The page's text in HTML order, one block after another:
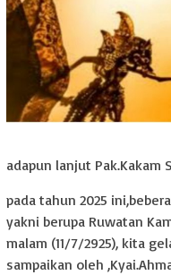
adapun lanjut Pak.Kakam
pada tahun 2025
yakni berupa Ruwatan
malam (11/7/2925), kita
sampaikan oleh